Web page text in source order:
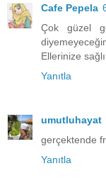
Cafe Pepela
Çok güzel
Ellerinize
Yanıtla
umutluhayat
gerçektende
Yanıtla